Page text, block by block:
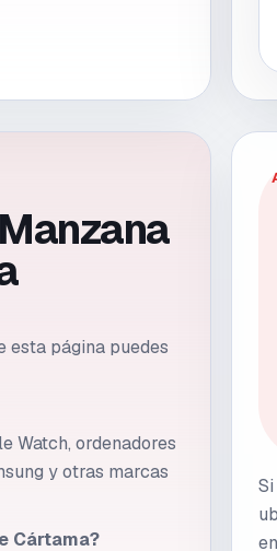
esta página puedes
Watch, ordenadores
y otras marcas
Cártama?